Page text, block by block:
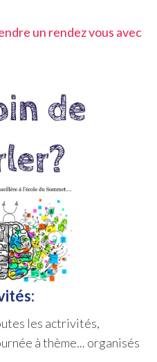
un rendez vous avec
les actrivités,
à thème... organisés